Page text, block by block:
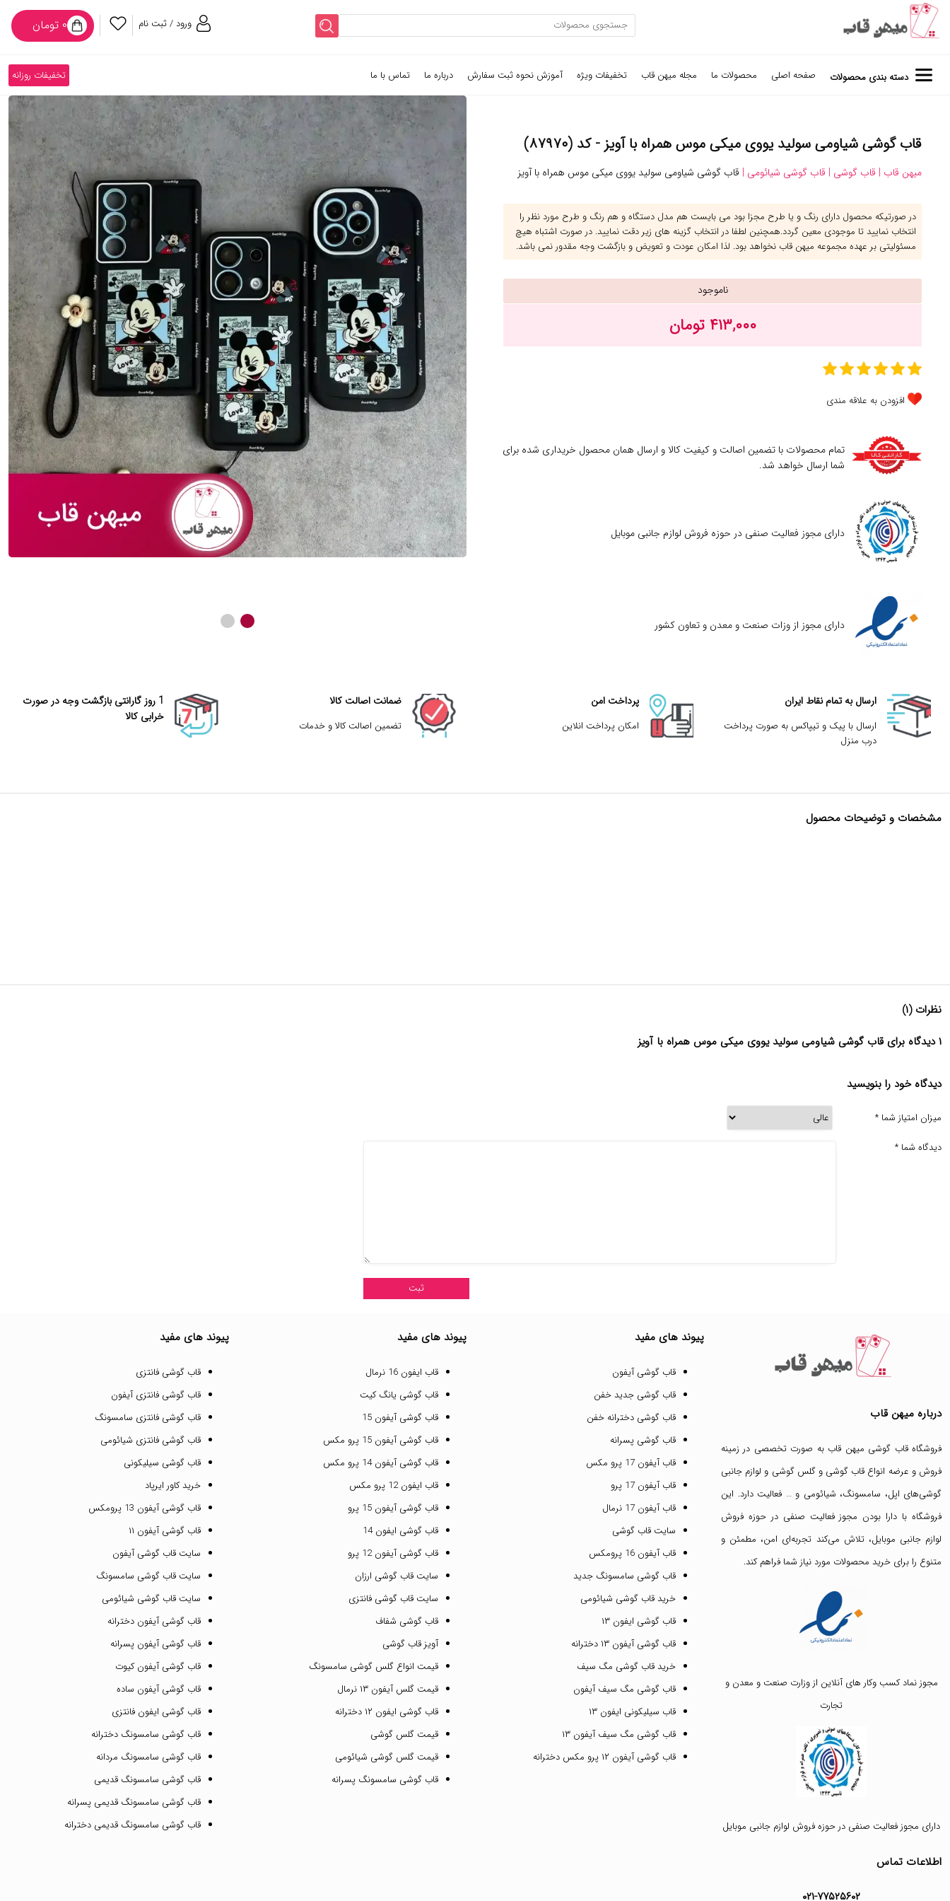
ورود / ثبت نام ۰ تومان
دسته بندی محصولات صفحه اصلی محصولات ما مجله میهن قاب تخفیفات ویژه آموزش نحوه ثبت سفارش درباره ما تماس با ما تخفیفات روزانه
قاب گوشی شیاومی سولید یووی میکی موس همراه با آویز - کد (۸۷۹۷۰)
میهن قاب | قاب گوشی | قاب گوشی شیائومی | قاب گوشی شیاومی سولید یووی میکی موس همراه با آویز
در صورتیکه محصول دارای رنگ و یا طرح مجزا بود می بایست هم مدل دستگاه و هم رنگ و طرح مورد نظر را
انتخاب نمایید تا موجودی معین گردد.همچنین لطفا در انتخاب گزینه های زیر دقت نمایید. در صورت اشتباه هیچ
مسئولیتی بر عهده مجموعه میهن قاب نخواهد بود. لذا امکان عودت و تعویض و بازگشت وجه مقدور نمی باشد.
ناموجود
۴۱۳,۰۰۰ تومان
افزودن به علاقه مندی
تمام محصولات با تضمین اصالت و کیفیت کالا و ارسال همان محصول خریداری شده برای
شما ارسال خواهد شد.
دارای مجوز فعالیت صنفی در حوزه فروش لوازم جانبی موبایل
دارای مجوز از وزات صنعت و معدن و تعاون کشور
ارسال به تمام نقاط ایران
ارسال با پیک و تیپاکس به صورت پرداخت
درب منزل
پرداخت امن
امکان پرداخت انلاین
ضمانت اصالت کالا
تضمین اصالت کالا و خدمات
1 روز گارانتی بازگشت وجه در صورت
خرابی کالا
مشخصات و توضیحات محصول
نظرات (۱)
۱ دیدگاه برای قاب گوشی شیاومی سولید یووی میکی موس همراه با آویز
دیدگاه خود را بنویسید
میزان امتیاز شما *
دیدگاه شما *
درباره میهن قاب
فروشگاه قاب گوشی میهن قاب به صورت تخصصی در زمینه
فروش و عرضه انواع قاب گوشی وگلس گوشی و لوازم جانبی
گوشی‌های اپل، سامسونگ، شیائومی و … فعالیت دارد. این
فروشگاه با دارا بودن مجوز فعالیت صنفی در حوزه فروش
لوازم جانبی موبایل، تلاش می‌کند تجربه‌ای امن، مطمئن و
متنوع را برای خرید محصولات مورد نیاز شما فراهم کند.
مجوز نماد کسب وکار های آنلاین از وزارت صنعت و معدن و
تجارت
دارای مجوز فعالیت صنفی در حوزه فروش لوازم جانبی موبایل
اطلاعات تماس
۰۲۱-۷۷۵۲۵۶۰۲
پیوند های مفید
قاب گوشی آیفون
قاب گوشی جدید خفن
قاب گوشی دخترانه خفن
قاب گوشی پسرانه
قاب آیفون 17 پرو مکس
قاب آیفون 17 پرو
قاب آیفون 17 نرمال
سایت قاب گوشی
قاب آیفون 16 پرومکس
قاب گوشی سامسونگ جدید
خرید قاب گوشی شیائومی
قاب گوشی ایفون ۱۳
قاب گوشی آیفون ۱۳ دخترانه
خرید قاب گوشی مگ سیف
قاب گوشی مگ سیف آیفون
قاب سیلیکونی ایفون ۱۳
قاب گوشی مگ سیف آیفون ۱۳
قاب گوشی آیفون ۱۲ پرو مکس دخترانه
پیوند های مفید
قاب ایفون 16 نرمال
قاب گوشی یانگ کیت
قاب گوشی آیفون 15
قاب گوشی آیفون 15 پرو مکس
قاب گوشی آیفون 14 پرو مکس
قاب ایفون 12 پرو مکس
قاب گوشی آیفون 15 پرو
قاب گوشی ایفون 14
قاب گوشی آیفون 12 پرو
سایت قاب گوشی ارزان
سایت قاب گوشی فانتزی
قاب گوشی شفاف
آویز قاب گوشی
قیمت انواع گلس گوشی سامسونگ
قیمت گلس آیفون ۱۳ نرمال
قاب گوشی ایفون ۱۲ دخترانه
قیمت گلس گوشی
قیمت گلس گوشی شیائومی
قاب گوشی سامسونگ پسرانه
پیوند های مفید
قاب گوشی فانتزی
قاب گوشی فانتزی آیفون
قاب گوشی فانتزی سامسونگ
قاب گوشی فانتزی شیائومی
قاب گوشی سیلیکونی
خرید کاور ایرپاد
قاب گوشی آیفون 13 پرومکس
قاب گوشی آیفون ۱۱
سایت قاب گوشی آیفون
سایت قاب گوشی سامسونگ
سایت قاب گوشی شیائومی
قاب گوشی آیفون دخترانه
قاب گوشی آیفون پسرانه
قاب گوشی آیفون کیوت
قاب گوشی آیفون ساده
قاب گوشی ایفون فانتزی
قاب گوشی سامسونگ دخترانه
قاب گوشی سامسونگ مردانه
قاب گوشی سامسونگ قدیمی
قاب گوشی سامسونگ قدیمی پسرانه
قاب گوشی سامسونگ قدیمی دخترانه